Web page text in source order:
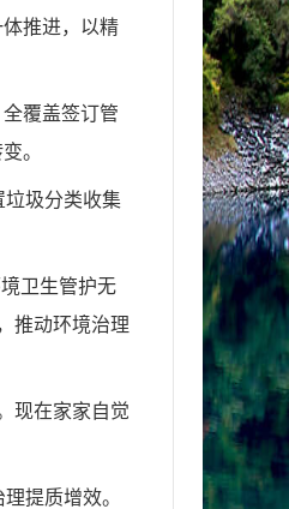
推进，以精
覆盖签订管
。
圾分类收集
卫生管护无
推动环境治理
现在家家自觉
提质增效。